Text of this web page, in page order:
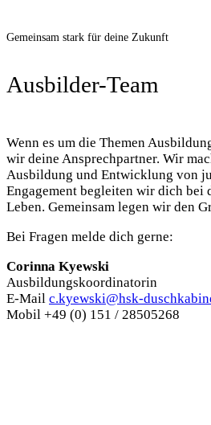
Gemeinsam stark für deine Zukunft
Ausbilder-Team
Wenn es um die Themen
wir deine Ansprechpartner. Wir
Ausbildung und Entwicklung von
Engagement begleiten wir dich bei
Leben. Gemeinsam legen wir den
Bei Fragen melde dich gerne:
Corinna Kyewski
Ausbildungskoordinatorin
E-Mail c.kyewski@hsk-
Mobil +49 (0) 151 / 28505268